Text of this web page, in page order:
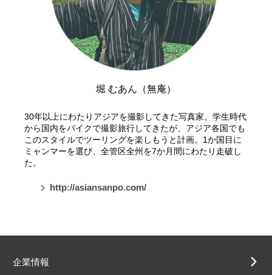
堀 むあん（無庵）
30年以上にわたりアジアを撮影してきた写真家。学生時代
から国内をバイクで撮影旅行してきたが、アジア各国でも
このスタイルでツーリングを楽しもうと計画。1か国目に
ミャンマーを選び、全管区全州を7か月間にわたり走破し
た。
http://asiansanpo.com/
企業情報